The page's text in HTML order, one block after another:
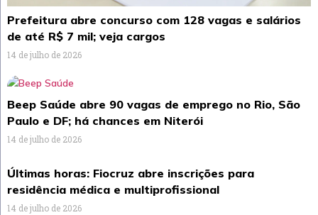
Prefeitura abre concurso com 128 vagas e salários
de até R$ 7 mil; veja cargos
14 de julho de 2026
Beep Saúde abre 90 vagas de emprego no Rio, São
Paulo e DF; há chances em Niterói
14 de julho de 2026
Últimas horas: Fiocruz abre inscrições para
residência médica e multiprofissional
14 de julho de 2026